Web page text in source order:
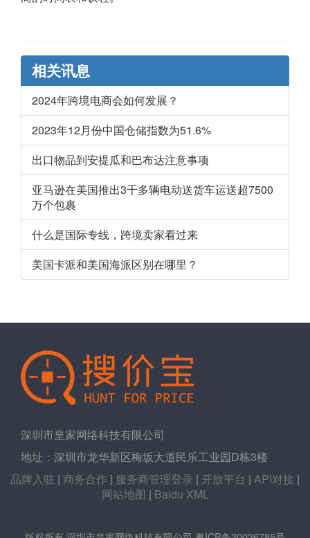
相关讯息
2024年跨境电商会如何发展？
2023年12月份中国仓储指数为51.6%
出口物品到安提瓜和巴布达注意事项
亚马逊在美国推出3千多辆电动送货车运送超7500
万个包裹
什么是国际专线，跨境卖家看过来
美国卡派和美国海派区别在哪里？
深圳市皇家网络科技有限公司
地址：深圳市龙华新区梅坂大道民乐工业园D栋3楼
品牌入驻 | 商务合作 | 服务商管理登录 | 开放平台 | API对接 |
网站地图 | Baidu XML